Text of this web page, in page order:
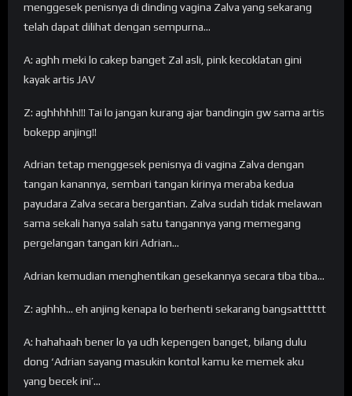
menggesek penisnya di dinding vagina Zalva yang sekarang
telah dapat dilihat dengan sempurna…
A: aghh meki lo cakep banget Zal asli, pink kecoklatan gini
kayak artis JAV
Z: aghhhhh!!! Tai lo jangan kurang ajar bandingin gw sama artis
bokepp anjing!!
Adrian tetap menggesek penisnya di vagina Zalva dengan
tangan kanannya, sembari tangan kirinya meraba kedua
payudara Zalva secara bergantian. Zalva sudah tidak melawan
sama sekali hanya salah satu tangannya yang memegang
pergelangan tangan kiri Adrian…
Adrian kemudian menghentikan gesekannya secara tiba tiba…
Z: aghhh… eh anjing kenapa lo berhenti sekarang bangsatttttt
A: hahahaah bener lo ya udh kepengen banget, bilang dulu
dong ‘Adrian sayang masukin kontol kamu ke memek aku
yang becek ini’…